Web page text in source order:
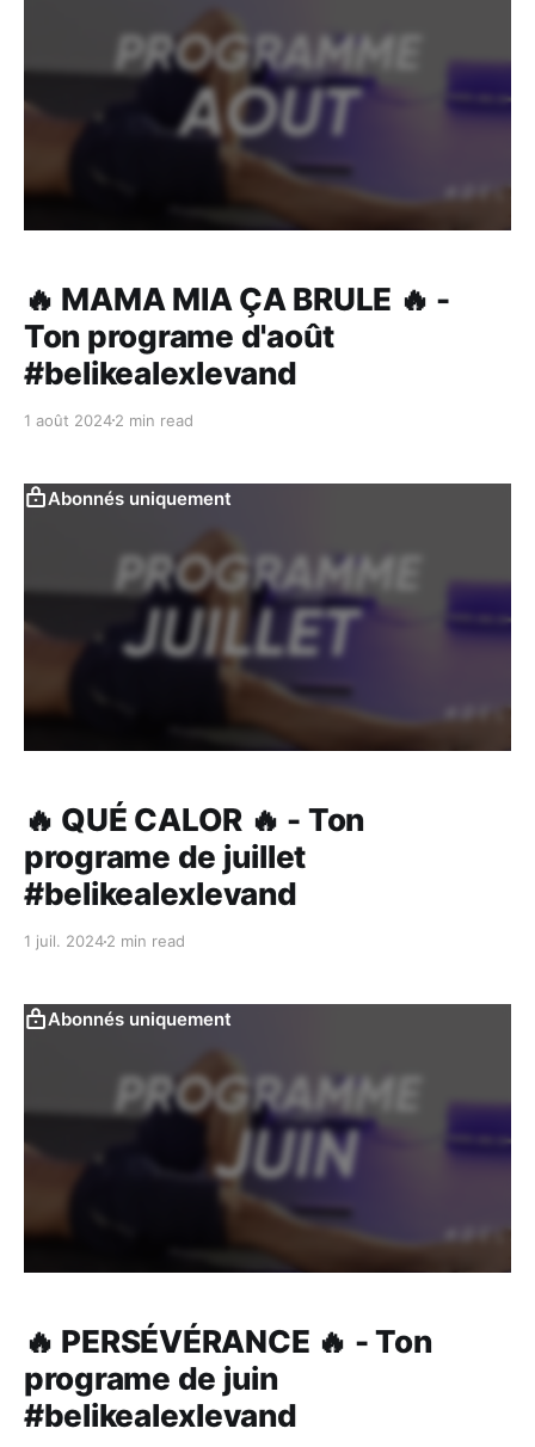
🔥 MAMA MIA ÇA BRULE 🔥 -
Ton programe d'août
#belikealexlevand
1 août 20242 min read
Abonnés uniquement
🔥 QUÉ CALOR 🔥 - Ton
programe de juillet
#belikealexlevand
1 juil. 20242 min read
Abonnés uniquement
🔥 PERSÉVÉRANCE 🔥 - Ton
programe de juin
#belikealexlevand